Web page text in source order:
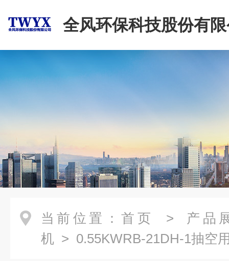
全风环保科技股份有
当前位置： 首页 > 产品
机 > 0.55KWRB-21DH-1抽空